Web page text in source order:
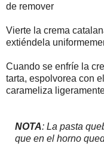
de remover
Vierte la crema
extiéndela
Cuando se enfríe la
tarta, espolvorea con
carameliza
NOTA: La pasta
que en el horno